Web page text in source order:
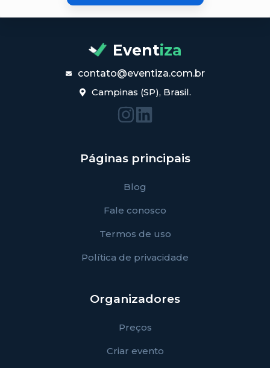
Eventiza
contato@eventiza.com.br
Campinas (SP), Brasil.
Páginas principais
Blog
Fale conosco
Termos de uso
Política de privacidade
Organizadores
Preços
Criar evento